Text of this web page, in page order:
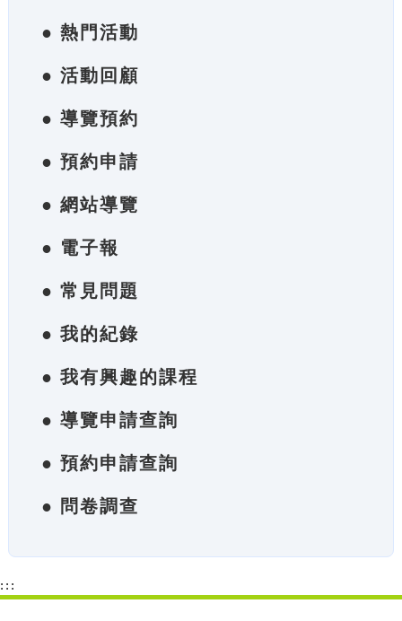
● 熱門活動
● 活動回顧
● 導覽預約
● 預約申請
● 網站導覽
● 電子報
● 常見問題
● 我的紀錄
● 我有興趣的課程
● 導覽申請查詢
● 預約申請查詢
● 問卷調查
:::